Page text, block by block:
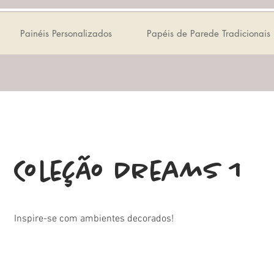
Painéis Personalizados Papéis de Parede Tradicionais
Coleção Dreams 1
Inspire-se com ambientes decorados!